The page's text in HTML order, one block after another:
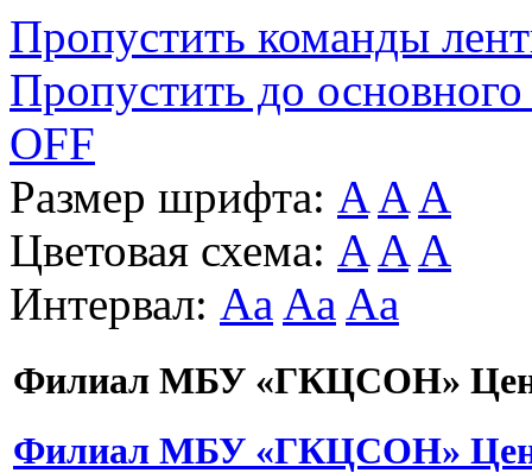
Пропустить команды
Пропустить до основного
OFF
Размер шрифта: A A A
Цветовая схема: A A A
Интервал: Aa Aa Aa
Филиал МБУ «ГКЦСОН»
Филиал МБУ «ГКЦСОН»